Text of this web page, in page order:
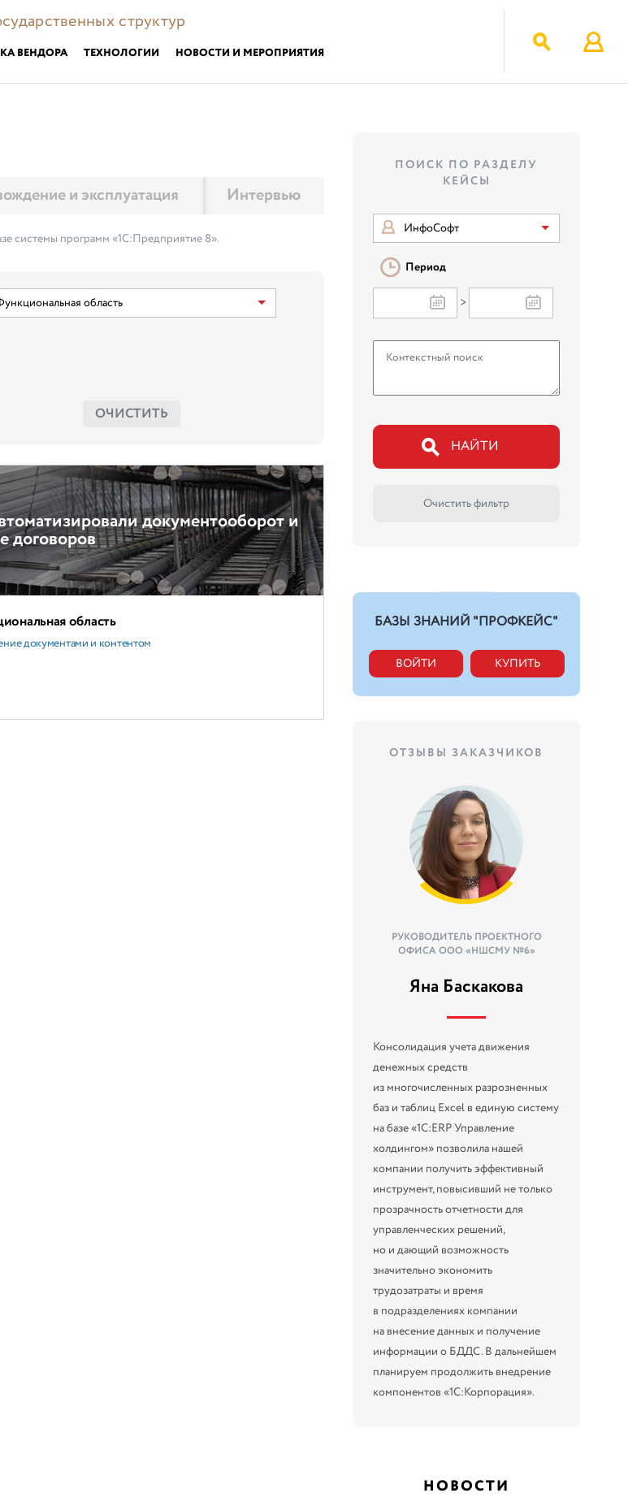
структур
ВЕНДОРА ТЕХНОЛОГИИ НОВОСТИ И МЕРОПРИЯТИЯ
и эксплуатация Интервью
системы программ «1С:Предприятие 8».
область
ОЧИСТИТЬ
документооборот и
договоров
область
документами и контентом
ПОИСК ПО РАЗДЕЛУ
КЕЙСЫ
ИнфоСофт
Период
>
НАЙТИ
Очистить фильтр
БАЗЫ ЗНАНИЙ "ПРОФКЕЙС"
ВОЙТИ КУПИТЬ
ОТЗЫВЫ ЗАКАЗЧИКОВ
РУКОВОДИТЕЛЬ ПРОЕКТНОГО
ОФИСА ООО «НШСМУ №6»
Яна Баскакова
Консолидация учета движения
денежных средств
из многочисленных разрозненных
баз и таблиц Excel в единую систему
на базе «1С:ERP Управление
холдингом» позволила нашей
компании получить эффективный
инструмент, повысивший не только
прозрачность отчетности для
управленческих решений,
но и дающий возможность
значительно экономить
трудозатраты и время
в подразделениях компании
на внесение данных и получение
информации о БДДС. В дальнейшем
планируем продолжить внедрение
компонентов «1С:Корпорация».
НОВОСТИ